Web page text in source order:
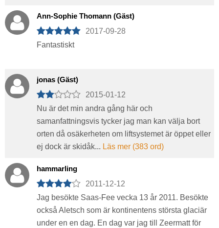
Ann-Sophie Thomann (Gäst)
2017-09-28
Fantastiskt
jonas (Gäst)
2015-01-12
Nu är det min andra gång här och
samanfattningsvis tycker jag man kan välja bort
orten då osäkerheten om liftsystemet är öppet eller
ej dock är skidåk... Läs mer (383 ord)
hammarling
2011-12-12
Jag besökte Saas-Fee vecka 13 år 2011. Besökte
också Aletsch som är kontinentens största glaciär
under en en dag. En dag var jag till Zeermatt för